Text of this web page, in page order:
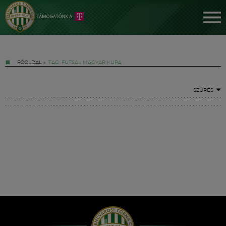
FŐOLDAL » TAG: FUTSAL MAGYAR KUPA
SZŰRÉS
Hírek